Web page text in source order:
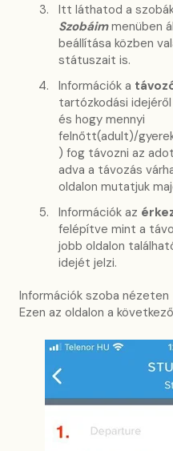
Itt láthatod a
Szobáimmenüben
beállítása közben
státuszait is.
Információk a
tartózkodási
és hogy mennyi
felnőtt(adult)/
) fog távozni az
adva a távozás
oldalon mutatjuk
Információk az
felépítve mint a
jobb oldalon
idejét jelzi.
Információk szoba nézeten
Ezen az oldalon a